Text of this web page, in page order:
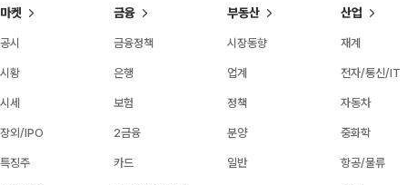
마켓
공시
시황
시세
장외/IPO
특징주
금융
금융정책
은행
보험
2금융
카드
부동산
시장동향
업계
정책
분양
일반
산업
재계
전자/통신/IT
자동차
중화학
항공/물류